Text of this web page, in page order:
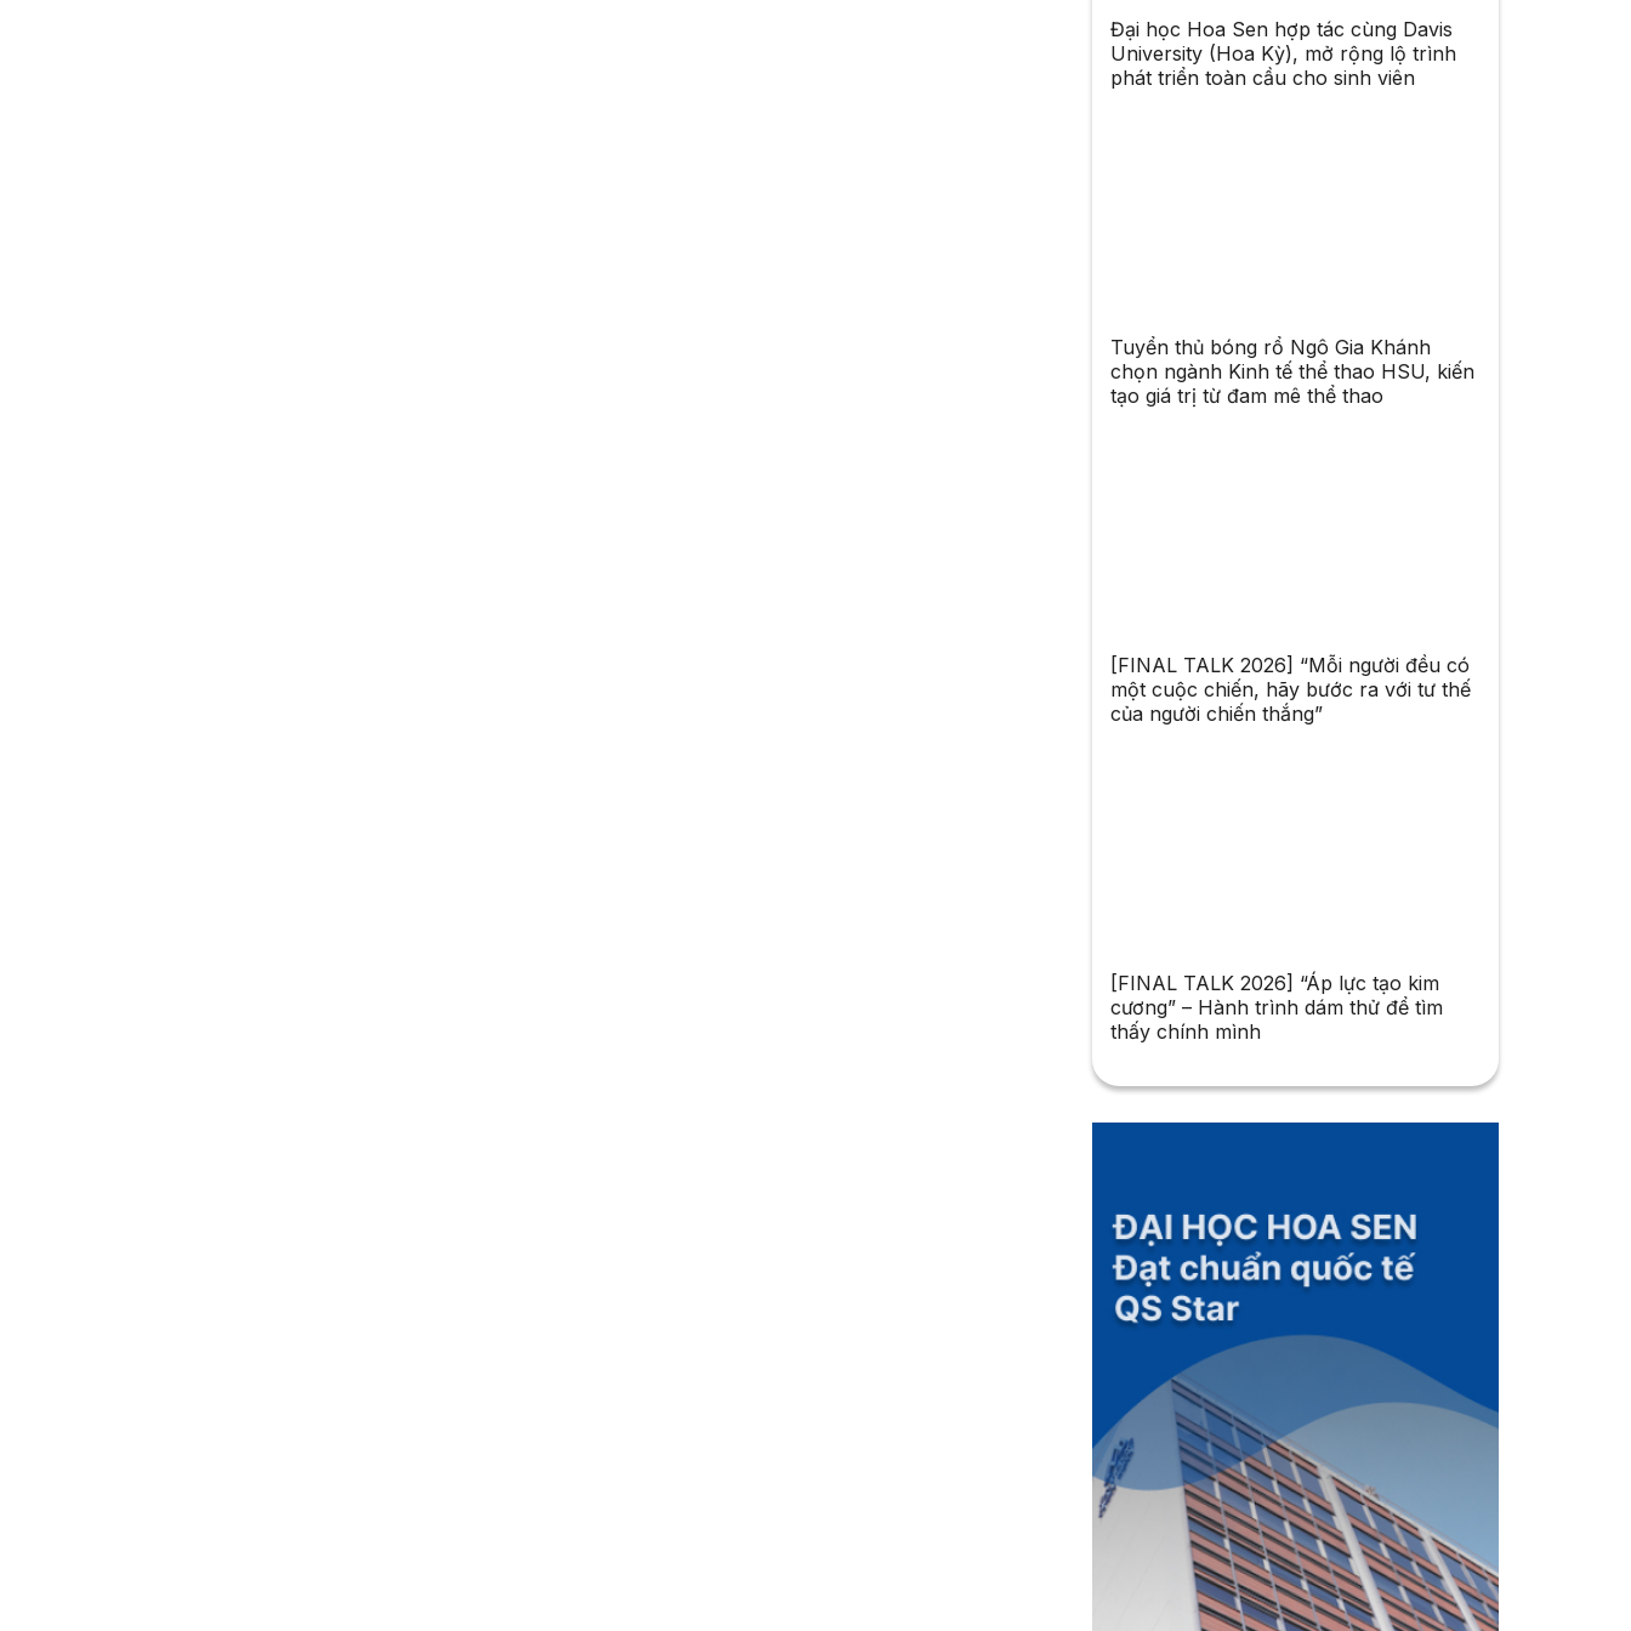
Đại học Hoa Sen hợp tác cùng Davis
University (Hoa Kỳ), mở rộng lộ trình
phát triển toàn cầu cho sinh viên
Tuyển thủ bóng rổ Ngô Gia Khánh
chọn ngành Kinh tế thể thao HSU, kiến
tạo giá trị từ đam mê thể thao
[FINAL TALK 2026] “Mỗi người đều có
một cuộc chiến, hãy bước ra với tư thế
của người chiến thắng”
[FINAL TALK 2026] “Áp lực tạo kim
cương” – Hành trình dám thử để tìm
thấy chính mình